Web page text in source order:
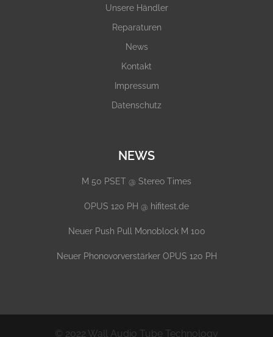
Unsere Händler
Reparaturen
News
Kontakt
Impressum
Datenschutz
NEWS
M 50 PSET @ Stereo Times
OPUS 120 PH @ hifitest.de
Neuer Push Pull Monoblock M 100
Neuer Phonovorverstärker OPUS 120 PH
© 2022 Wall Audio Tube Technology